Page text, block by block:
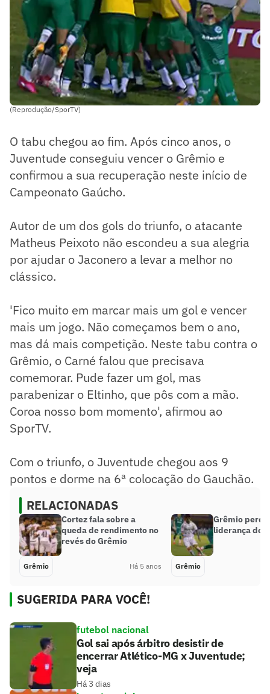
(Reprodução/SporTV)
O tabu chegou ao fim. Após cinco anos, o
Juventude conseguiu vencer o Grêmio e
confirmou a sua recuperação neste início de
Campeonato Gaúcho.
Autor de um dos gols do triunfo, o atacante
Matheus Peixoto não escondeu a sua alegria
por ajudar o Jaconero a levar a melhor no
clássico.
'Fico muito em marcar mais um gol e vencer
mais um jogo. Não começamos bem o ano,
mas dá mais competição. Neste tabu contra o
Grêmio, o Carné falou que precisava
comemorar. Pude fazer um gol, mas
parabenizar o Eltinho, que pôs com a mão.
Coroa nosso bom momento', afirmou ao
SporTV.
Com o triunfo, o Juventude chegou aos 9
pontos e dorme na 6ª colocação do Gauchão.
RELACIONADAS
Cortez fala sobre a
queda de rendimento no
revés do Grêmio
Grêmio Há 5 anos
Grêmio perde
liderança do
Grêmio
SUGERIDA PARA VOCÊ!
futebol nacional
Gol sai após árbitro desistir de
encerrar Atlético-MG x Juventude;
veja
Há 3 dias